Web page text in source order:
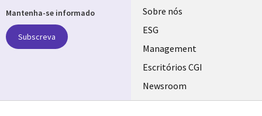
Useful
links
PORTUGAL
Sobre nós
ESG
Management
Escritórios CGI
Newsroom
Ecossistema de
Mantenha-se informado
Subscreva